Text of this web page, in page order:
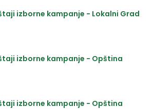
izborne kampanje - Lokalni Grad
izborne kampanje - Opština
izborne kampanje - Opština